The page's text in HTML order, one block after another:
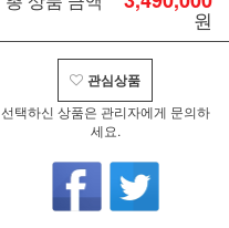
원
관심상품
선택하신 상품은 관리자에게 문의하
세요.